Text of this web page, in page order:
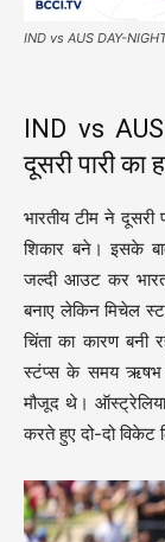
IND vs AUS DAY-
IND vs
दूसरी पारी का
भारतीय टीम ने
शिकार बने। इसके
जल्दी आउट कर
बनाए लेकिन मिचेल
चिंता का कारण
स्टंप्स के समय ऋषभ
मौजूद थे।
करते हुए दो-दो विकेट